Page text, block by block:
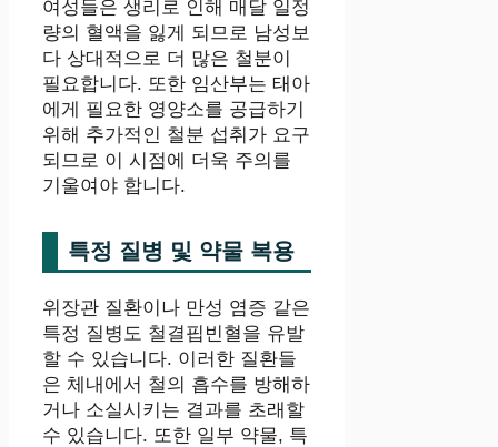
여성들은 생리로 인해 매달 일정
량의 혈액을 잃게 되므로 남성보
다 상대적으로 더 많은 철분이
필요합니다. 또한 임산부는 태아
에게 필요한 영양소를 공급하기
위해 추가적인 철분 섭취가 요구
되므로 이 시점에 더욱 주의를
기울여야 합니다.
특정 질병 및 약물 복용
위장관 질환이나 만성 염증 같은
특정 질병도 철결핍빈혈을 유발
할 수 있습니다. 이러한 질환들
은 체내에서 철의 흡수를 방해하
거나 소실시키는 결과를 초래할
수 있습니다. 또한 일부 약물, 특